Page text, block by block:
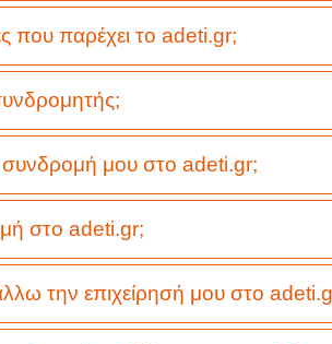
που παρέχει το adeti.gr;
μου στο adeti.gr;
στο adeti.gr;
την επιχείρησή μου στο